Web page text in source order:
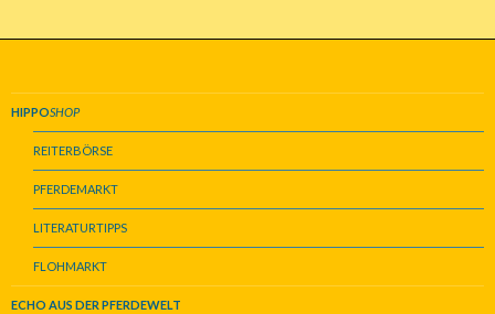
HIPPOSHOP
REITERBÖRSE
PFERDEMARKT
LITERATURTIPPS
FLOHMARKT
ECHO AUS DER PFERDEWELT